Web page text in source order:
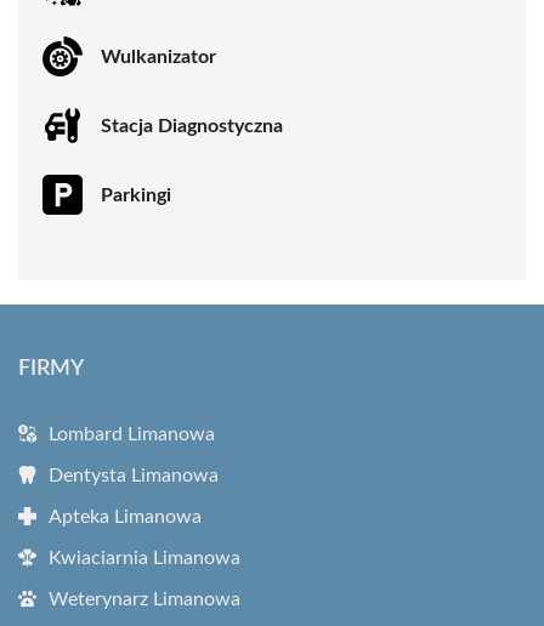
Wulkanizator
Stacja Diagnostyczna
Parkingi
FIRMY
Lombard Limanowa
Dentysta Limanowa
Apteka Limanowa
Kwiaciarnia Limanowa
Weterynarz Limanowa